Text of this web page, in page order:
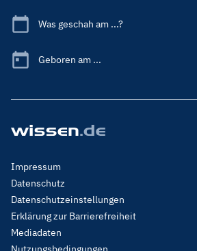
Was geschah am ...?
Geboren am ...
Footer
Menu
Legal
Impressum
Datenschutz
Datenschutzeinstellungen
Erklärung zur Barrierefreiheit
Mediadaten